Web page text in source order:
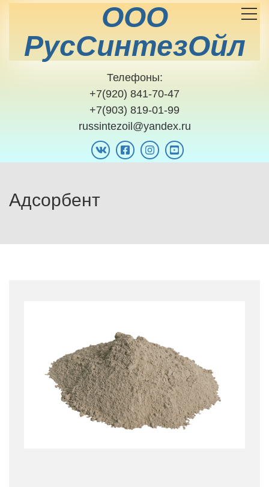
Телефоны:
+7(920) 841-70-47
+7(903) 819-01-99
russintezoil@yandex.ru
vk
facebook-
official
instagramyoutube
Toggle
Адсорбент